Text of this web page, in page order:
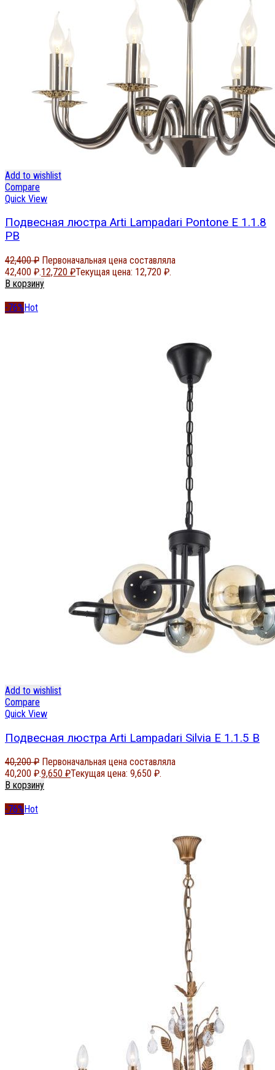
Add to wishlist
Compare
Quick View
Подвесная люстра Arti Lampadari Pontone E 1.1.8
PB
42,400₽ Первоначальная цена составляла
42,400 ₽.12,720 ₽Текущая цена: 12,720 ₽.
В корзину
-76%Hot
Add to wishlist
Compare
Quick View
Подвесная люстра Arti Lampadari Silvia E 1.1.5 B
40,200₽ Первоначальная цена составляла
40,200 ₽.9,650 ₽Текущая цена: 9,650 ₽.
В корзину
-76% Hot